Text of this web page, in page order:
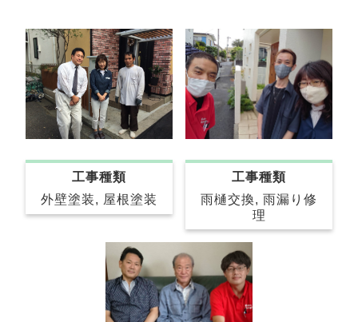
工事種類
外壁塗装, 屋根塗装
工事種類
雨樋交換, 雨漏り修
理